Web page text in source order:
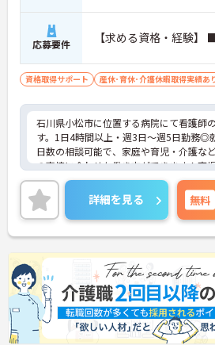
応募要件 【求める資格・経験】
資格取得サポート 産休･育休･介護休暇取得実績あ
石川県小松市に位置する病院にて看護師
す。1日4時間以上・週3日～週5日勤務◎
日数の相談可能で、家庭や育児・介護な
の事情に合わせた働き方ができます！育
護休業・看護休暇の取得実績が豊富で、
ントを迎えても安心して働き続けられる環
ています♪ご興味ある方は面接ポイント
ますので、お気軽にご連絡ください。
詳細を見る 無料